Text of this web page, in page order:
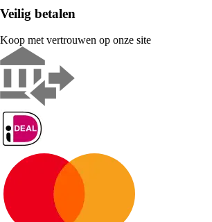
Veilig betalen
Koop met vertrouwen op onze site